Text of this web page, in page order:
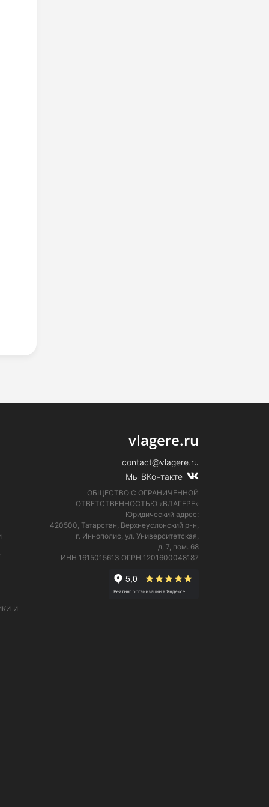
и
vlagere.ru
contact@vlagere.ru
Мы ВКонтакте
ОБЩЕСТВО С ОГРАНИЧЕННОЙ
ОТВЕТСТВЕННОСТЬЮ «ВЛАГЕРЕ»
Юридический адрес:
420500, Татарстан, Верхнеуслонский р-н,
г. Иннополис, ул. Университетская,
д. 7, пом. 68
ИНН 1615015613 ОГРН 1201600048187